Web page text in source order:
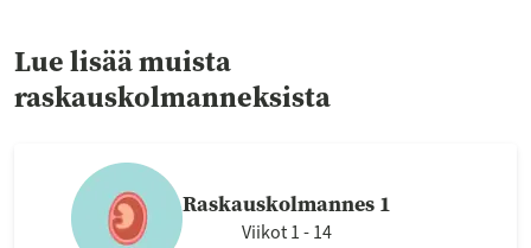
Lue lisää muista
raskauskolmanneksista
Raskauskolmannes 1
Viikot 1 - 14